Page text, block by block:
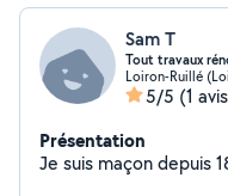
Sam T
Tout travaux
Loiron-Ruillé
5/5 (1
Présentation
Je suis maçon depuis